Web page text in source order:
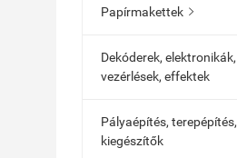
Papírmakettek 
Dekóderek, elektronikák,
vezérlések, effektek
Pályaépítés, terepépítés,
kiegészítők